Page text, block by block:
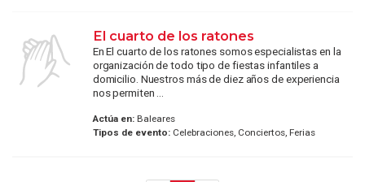
El cuarto de los ratones
En El cuarto de los ratones somos especialistas en la
organización de todo tipo de fiestas infantiles a
domicilio. Nuestros más de diez años de experiencia
nos permiten ...
Actúa en:Baleares
Tipos de evento:Celebraciones, Conciertos, Ferias